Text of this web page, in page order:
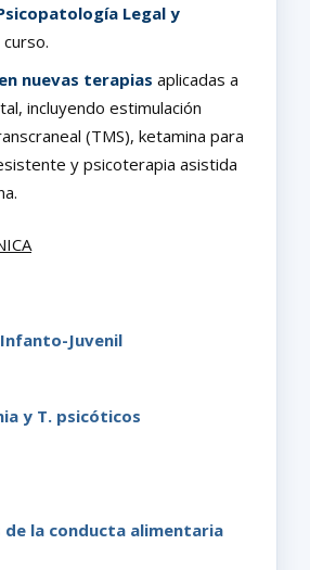
Legal y
curso.
nuevas terapias aplicadas a
incluyendo estimulación
(TMS), ketamina para
y psicoterapia asistida
Juvenil
y T. psicóticos
la conducta alimentaria